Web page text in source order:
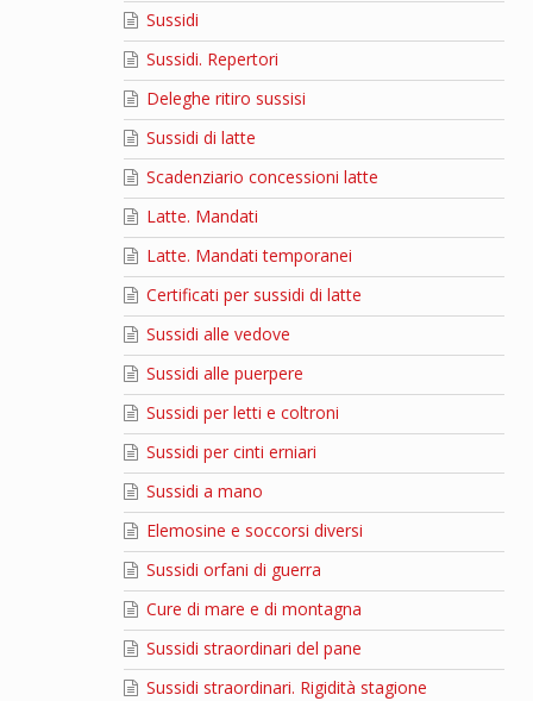
Sussidi
Sussidi. Repertori
Deleghe ritiro sussisi
Sussidi di latte
Scadenziario concessioni latte
Latte. Mandati
Latte. Mandati temporanei
Certificati per sussidi di latte
Sussidi alle vedove
Sussidi alle puerpere
Sussidi per letti e coltroni
Sussidi per cinti erniari
Sussidi a mano
Elemosine e soccorsi diversi
Sussidi orfani di guerra
Cure di mare e di montagna
Sussidi straordinari del pane
Sussidi straordinari. Rigidità stagione